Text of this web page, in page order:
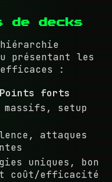
de decks
présentant les
:
Points forts
massifs, setup
attaques
uniques, bon
coût/efficacité